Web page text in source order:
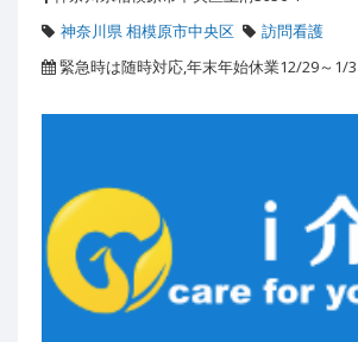
神奈川県 相模原市中央区
訪問看護
緊急時は随時対応,年末年始休業12/29～1/3